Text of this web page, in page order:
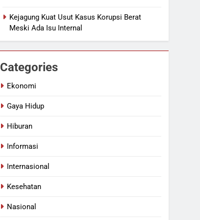
Kejagung Kuat Usut Kasus Korupsi Berat
Meski Ada Isu Internal
Categories
Ekonomi
Gaya Hidup
Hiburan
Informasi
Internasional
Kesehatan
Nasional